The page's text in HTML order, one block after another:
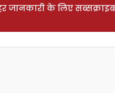
जानकारी के लिए